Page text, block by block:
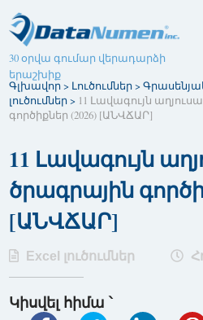
30 օրվա գումար վերադարձի
երաշխիք
Գլխավոր> Լուծումներ>
լուծումներ> 11 Լավագույն
գործիքներ (2026) [ԱՆՎՃԱՐ]
11 Լավագույն
ծրագրային
[ԱՆՎՃԱՐ]
Excel լուծումներ
Կիսվել հիմա ՝